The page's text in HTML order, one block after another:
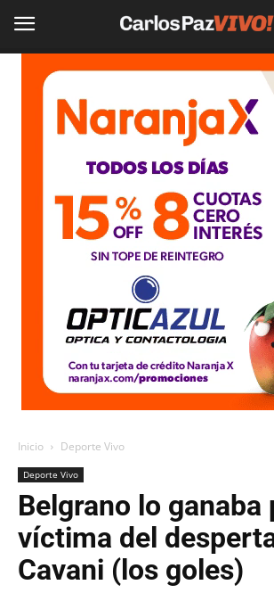
Inicio Deporte Vivo
Deporte Vivo
Belgrano lo ganaba
víctima del
Cavani (los goles)